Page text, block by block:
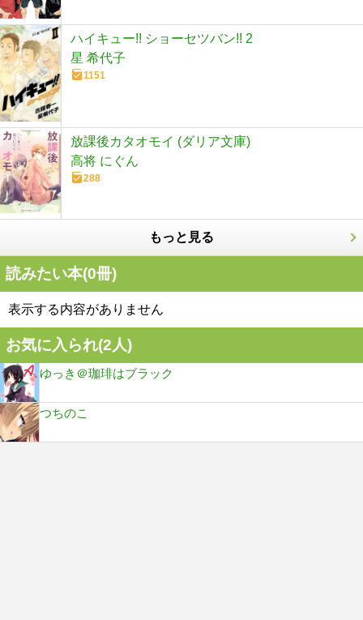
ハイキュー!! ショーセツバン!! 2
星 希代子
1151
放課後カタオモイ (ダリア文庫)
高将 にぐん
288
もっと見る
読みたい本(0冊)
表示する内容がありません
お気に入られ(2人)
ゆっき＠珈琲はブラック
つちのこ